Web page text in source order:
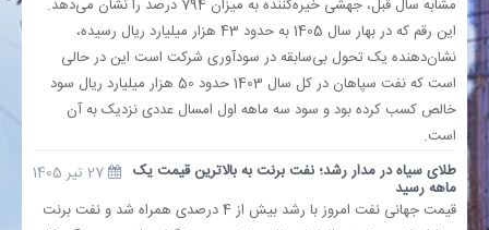
مشابه سال قبل، جهشی خیره‌کننده به میزان 794 درصد را نشان می‌دهد.
این رقم که در بهار سال 1405 به حدود 43 هزار میلیارد ریال رسیده،
نشان‌دهنده یک تحول بی‌سابقه در سودآوری شرکت است این در حالی
است که نفت سپاهان در کل سال 1403 حدود 50 هزار میلیارد ریال سود
خالص کسب کرده بود و سود سه ماهه اول امسال عددی نزدیک به آن
است.
طلای سیاه در مدار رشد؛ نفت برنت به بالاترین قیمت یک
ماهه رسید
قیمت جهانی نفت امروز با رشد بیش از 4 درصدی همراه شد و نفت برنت